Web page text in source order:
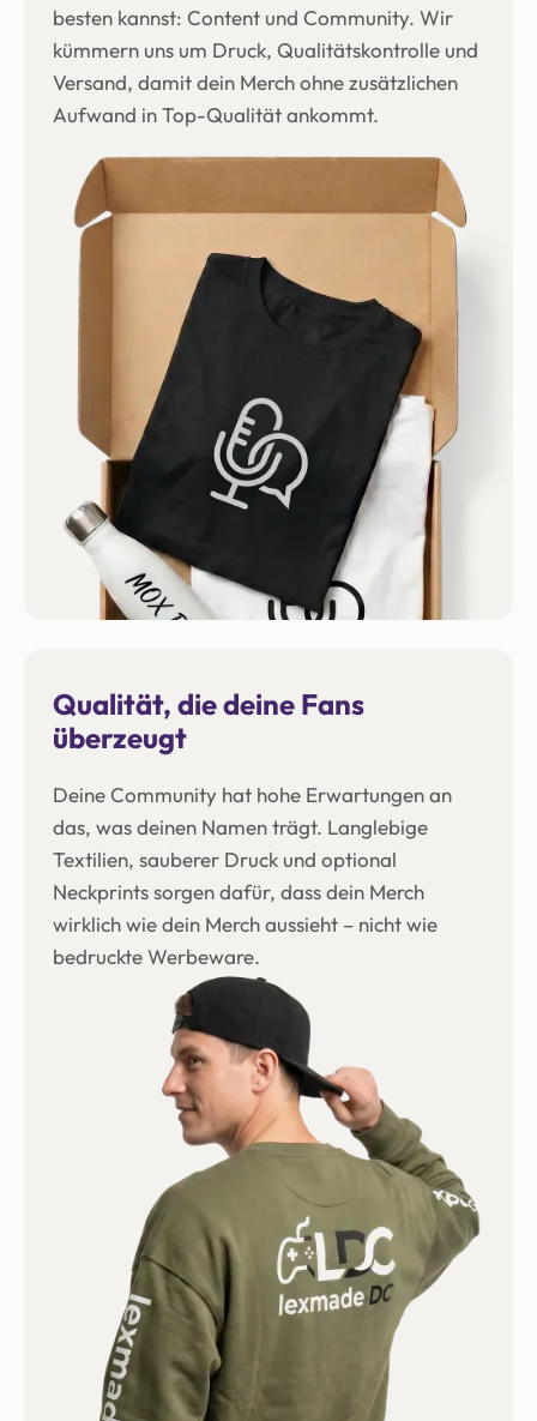
besten kannst: Content und Community. Wir
kümmern uns um Druck, Qualitätskontrolle und
Versand, damit dein Merch ohne zusätzlichen
Aufwand in Top-Qualität ankommt.
Qualität, die deine Fans
überzeugt
Deine Community hat hohe Erwartungen an
das, was deinen Namen trägt. Langlebige
Textilien, sauberer Druck und optional
Neckprints sorgen dafür, dass dein Merch
wirklich wie dein Merch aussieht – nicht wie
bedruckte Werbeware.